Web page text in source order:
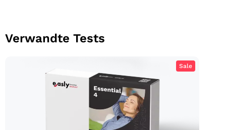
Verwandte Tests
Wesentlich 4: Allgemeine
Blutuntersuchung
Sale